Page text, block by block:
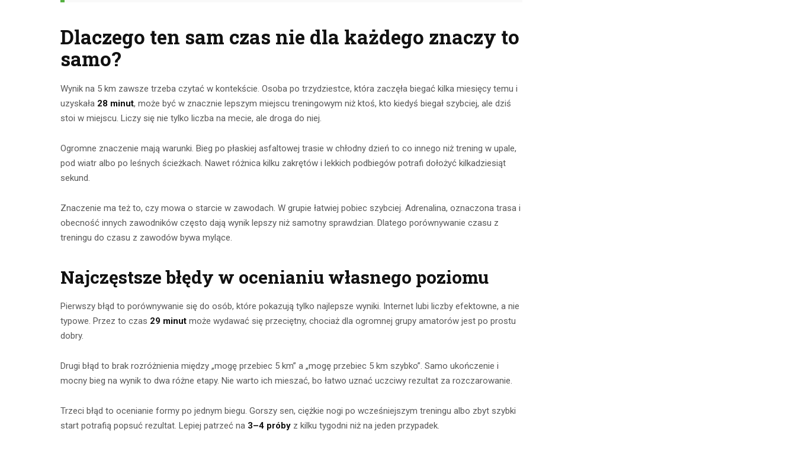
Dlaczego ten sam czas nie dla każdego znaczy to
samo?
Wynik na 5 km zawsze trzeba czytać w kontekście. Osoba po trzydziestce, która zaczęła biegać kilka miesięcy temu i
uzyskała 28 minut, może być w znacznie lepszym miejscu treningowym niż ktoś, kto kiedyś biegał szybciej, ale dziś
stoi w miejscu. Liczy się nie tylko liczba na mecie, ale droga do niej.
Ogromne znaczenie mają warunki. Bieg po płaskiej asfaltowej trasie w chłodny dzień to co innego niż trening w upale,
pod wiatr albo po leśnych ścieżkach. Nawet różnica kilku zakrętów i lekkich podbiegów potrafi dołożyć kilkadziesiąt
sekund.
Znaczenie ma też to, czy mowa o starcie w zawodach. W grupie łatwiej pobiec szybciej. Adrenalina, oznaczona trasa i
obecność innych zawodników często dają wynik lepszy niż samotny sprawdzian. Dlatego porównywanie czasu z
treningu do czasu z zawodów bywa mylące.
Najczęstsze błędy w ocenianiu własnego poziomu
Pierwszy błąd to porównywanie się do osób, które pokazują tylko najlepsze wyniki. Internet lubi liczby efektowne, a nie
typowe. Przez to czas 29 minut może wydawać się przeciętny, chociaż dla ogromnej grupy amatorów jest po prostu
dobry.
Drugi błąd to brak rozróżnienia między „mogę przebiec 5 km” a „mogę przebiec 5 km szybko”. Samo ukończenie i
mocny bieg na wynik to dwa różne etapy. Nie warto ich mieszać, bo łatwo uznać uczciwy rezultat za rozczarowanie.
Trzeci błąd to ocenianie formy po jednym biegu. Gorszy sen, ciężkie nogi po wcześniejszym treningu albo zbyt szybki
start potrafią popsuć rezultat. Lepiej patrzeć na 3–4 próby z kilku tygodni niż na jeden przypadek.